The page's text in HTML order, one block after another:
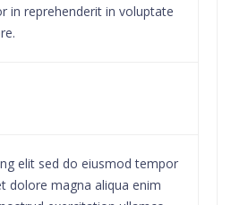
in reprehenderit in voluptate
elit sed do eiusmod tempor
dolore magna aliqua enim